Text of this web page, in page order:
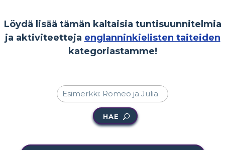
Löydä lisää tämän kaltaisia tuntisuunnitelmia
ja aktiviteetteja englanninkielisten taiteiden
kategoriastamme!
HAE